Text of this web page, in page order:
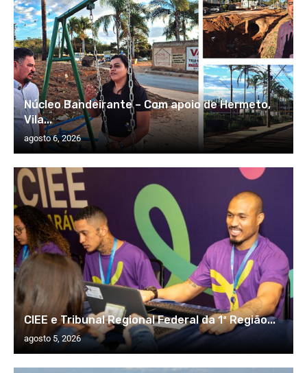
Núcleo Bandeirante – Com apoio de Hermeto,
Vila...
agosto 6, 2026
CIEE e Tribunal Regional Federal da 1ª Região...
agosto 5, 2026